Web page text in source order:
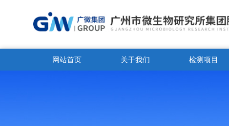
网站首页 关于我们 检测项目